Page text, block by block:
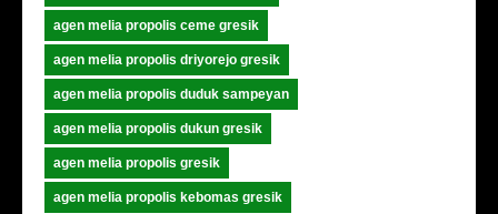
agen melia propolis ceme gresik
agen melia propolis driyorejo gresik
agen melia propolis duduk sampeyan
agen melia propolis dukun gresik
agen melia propolis gresik
agen melia propolis kebomas gresik